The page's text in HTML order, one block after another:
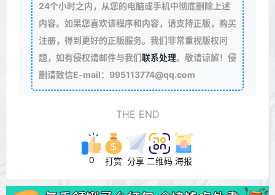
24个小时之内，从您的电脑或手机中彻底删除上述
内容。如果您喜欢该程序和内容，请支持正版，购买
注册，得到更好的正版服务。我们非常重视版权问
题，如有侵权请邮件与我们联系处理。敬请谅解！侵
删请致信E-mail：995113774@qq.com
THE END
0 打赏 分享 二维码 海报